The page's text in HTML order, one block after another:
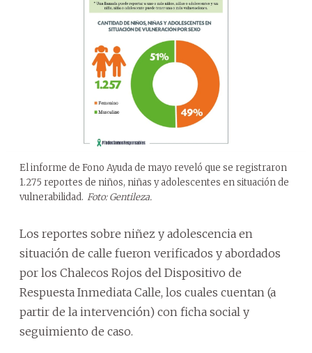
El informe de Fono Ayuda de mayo reveló que se registraron
1.275 reportes de niños, niñas y adolescentes en situación de
vulnerabilidad. Foto: Gentileza.
Los reportes sobre niñez y adolescencia en
situación de calle fueron verificados y abordados
por los Chalecos Rojos del Dispositivo de
Respuesta Inmediata Calle, los cuales cuentan (a
partir de la intervención) con ficha social y
seguimiento de caso.